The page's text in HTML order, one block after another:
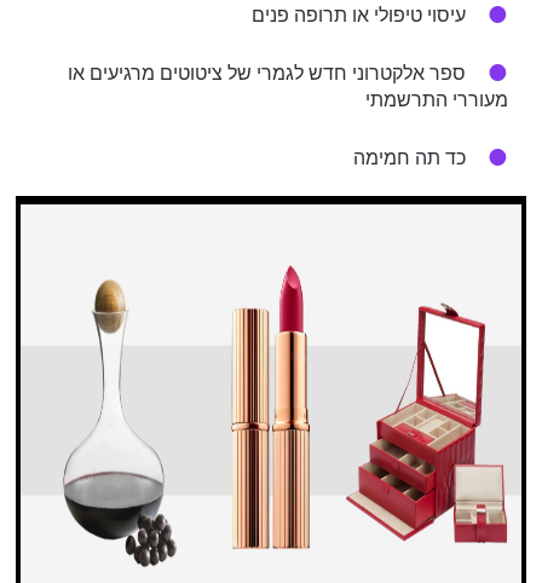
עיסוי טיפולי או תרופה פנים
ספר אלקטרוני חדש לגמרי של ציטוטים מרגיעים או
מעוררי התרשמתי
כד תה חמימה